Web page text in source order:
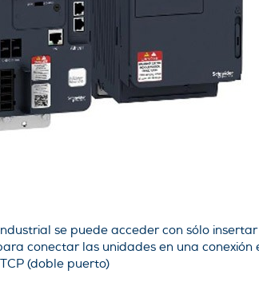
se puede acceder con sólo
conectar las unidades en una
(doble puerto)